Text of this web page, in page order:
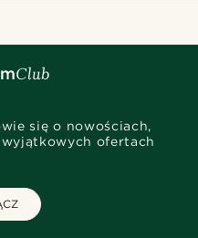
się o nowościach,
ofertach